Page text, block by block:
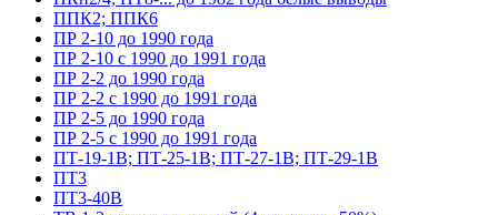
ППК2; ППК6
ПР 2-10 до 1990 года
ПР 2-10 с 1990 до 1991 года
ПР 2-2 до 1990 года
ПР 2-2 с 1990 до 1991 года
ПР 2-5 до 1990 года
ПР 2-5 с 1990 до 1991 года
ПТ-19-1В; ПТ-25-1В; ПТ-27-1В; ПТ-29-1В
ПТ3
ПТ3-40В